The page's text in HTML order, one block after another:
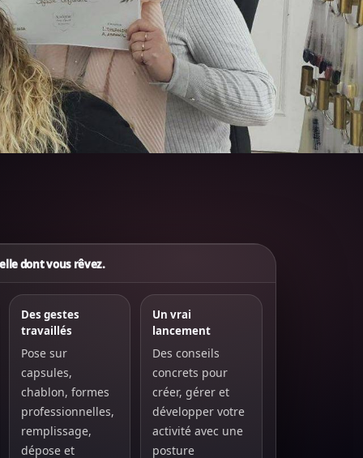
dont vous rêvez.
Des gestes
travaillés
Pose sur
capsules,
chablon, formes
professionnelles,
remplissage,
dépose et
Un vrai
lancement
Des conseils
concrets pour
créer, gérer et
développer votre
activité avec une
posture